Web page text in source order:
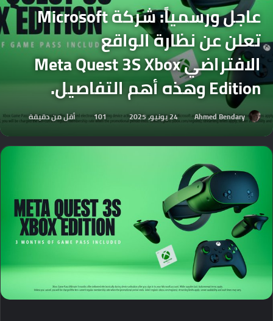
عاجل ورسمياً: شركة Microsoft
تعلن عن نظارة الواقع
الافتراضي Meta Quest 3S Xbox
Edition وهذه أهم التفاصيل.
Ahmed Bendary 24 يونيو، 2025 101 أقل من دقيقة